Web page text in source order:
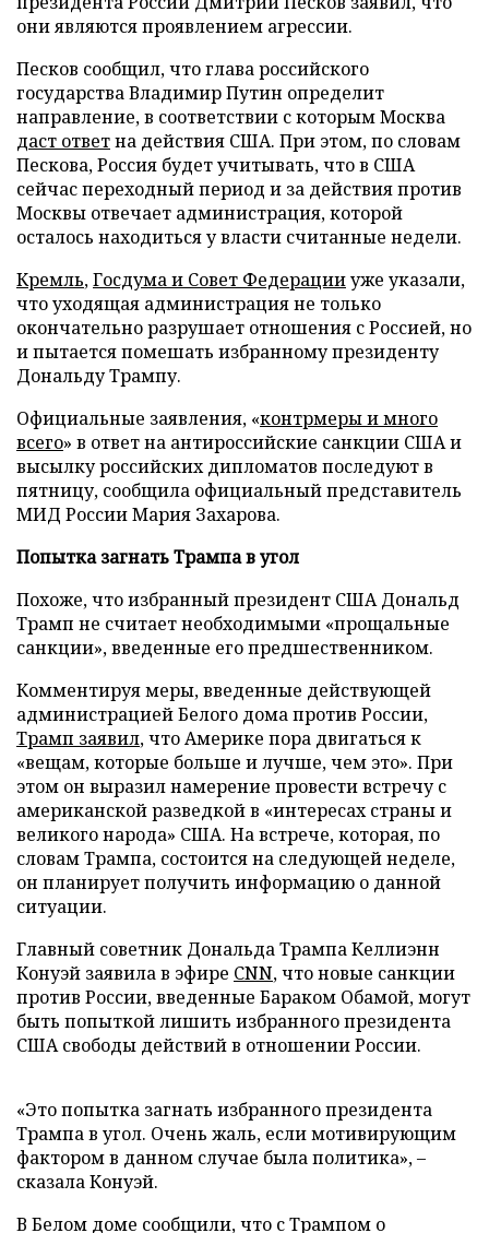
они являются проявлением агрессии.
Песков сообщил, что глава российского
государства Владимир Путин определит
направление, в соответствии с которым Москва
даст ответна действия США. При этом, по словам
Пескова, Россия будет учитывать, что в США
сейчас переходный период и за действия против
Москвы отвечает администрация, которой
осталось находиться у власти считанные недели.
Кремль,Госдума и Совет Федерацииуже указали,
что уходящая администрация не только
окончательно разрушает отношения с Россией, но
и пытается помешать избранному президенту
Дональду Трампу.
Официальные заявления, «контрмеры и много
всего» в ответ на антироссийские санкции США и
высылку российских дипломатов последуют в
пятницу, сообщила официальный представитель
МИД России Мария Захарова.
Попытка загнать Трампа в угол
Похоже, что избранный президент США Дональд
Трамп не считает необходимыми «прощальные
санкции», введенные его предшественником.
Комментируя меры, введенные действующей
администрацией Белого дома против России,
Трамп заявил, что Америке пора двигаться к
«вещам, которые больше и лучше, чем это». При
этом он выразил намерение провести встречу с
американской разведкой в «интересах страны и
великого народа» США. На встрече, которая, по
словам Трампа, состоится на следующей неделе,
он планирует получить информацию о данной
ситуации.
Главный советник Дональда Трампа Келлиэнн
Конуэй заявила в эфире CNN, что новые санкции
против России, введенные Бараком Обамой, могут
быть попыткой лишить избранного президента
США свободы действий в отношении России.
«Это попытка загнать избранного президента
Трампа в угол. Очень жаль, если мотивирующим
фактором в данном случае была политика», –
сказала Конуэй.
В Белом доме сообщили, что с Трампом о